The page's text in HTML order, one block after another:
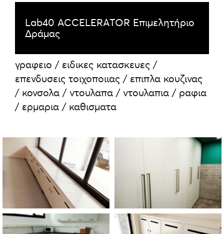
Lab40 ACCELERATOR Επιμελητήριο
Δράμας
γραφειο / ειδικες κατασκευες /
επενδυσεις τοιχοποιιας / επιπλα κουζινας
/ κονσολα / ντουλαπα / ντουλαπια / ραφια
/ ερμαρια / καθισματα